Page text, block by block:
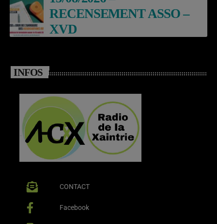
RECENSEMENT ASSO –
XVD
INFOS
CONTACT
Facebook